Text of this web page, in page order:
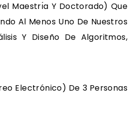
Maestrı́a Y Doctorado) Que
Al Menos Uno De Nuestros
Y Diseño De Algoritmos,
Electrónico) De 3 Personas